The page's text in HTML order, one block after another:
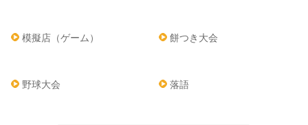
模擬店（ゲーム） 餅つき大会
野球大会 落語